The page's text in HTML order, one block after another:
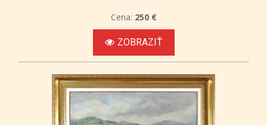
Cena: 250 €
ZOBRAZIŤ